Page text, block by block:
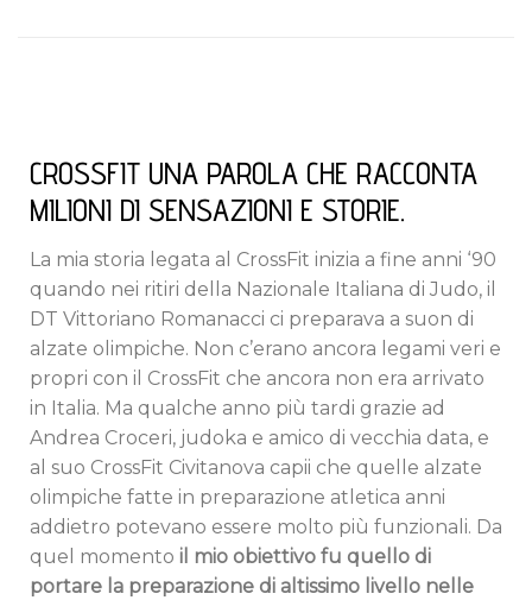
CROSSFIT UNA PAROLA CHE RACCONTA
MILIONI DI SENSAZIONI E STORIE.
La mia storia legata al CrossFit inizia a fine anni ‘90
quando nei ritiri della Nazionale Italiana di Judo, il
DT Vittoriano Romanacci ci preparava a suon di
alzate olimpiche. Non c’erano ancora legami veri e
propri con il CrossFit che ancora non era arrivato
in Italia. Ma qualche anno più tardi grazie ad
Andrea Croceri, judoka e amico di vecchia data, e
al suo CrossFit Civitanova capii che quelle alzate
olimpiche fatte in preparazione atletica anni
addietro potevano essere molto più funzionali. Da
quel momento il mio obiettivo fu quello di
portare la preparazione di altissimo livello nelle